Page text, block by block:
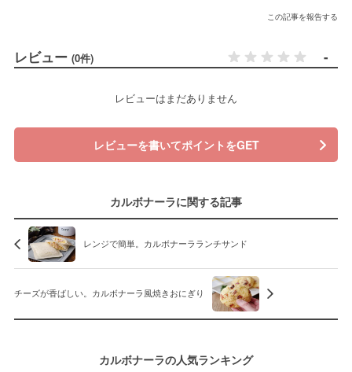
この記事を報告する
レビュー (0件) -
レビューはまだありません
レビューを書いてポイントをGET
カルボナーラに関する記事
レンジで簡単。カルボナーラランチサンド
チーズが香ばしい。カルボナーラ風焼きおにぎり
カルボナーラの人気ランキング